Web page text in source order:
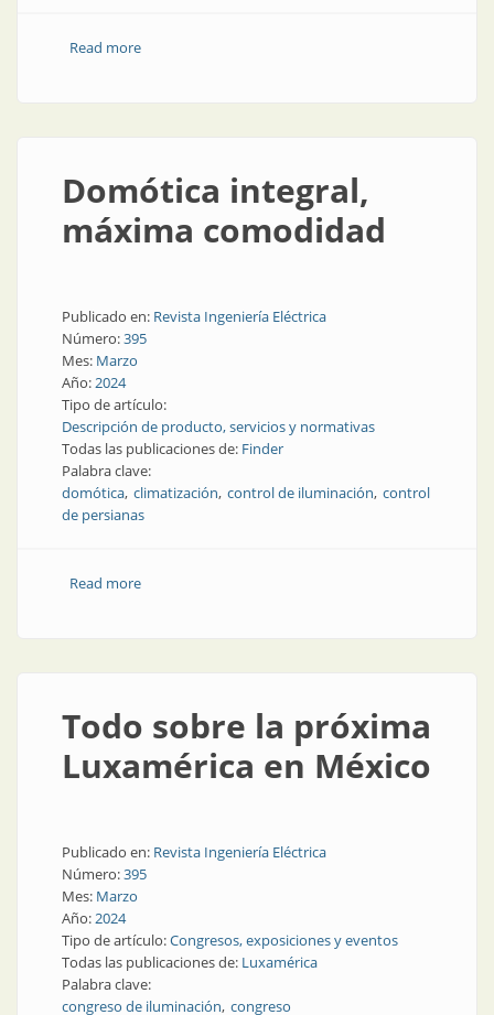
Read moreabout Luminarias con arte: la novedosa propuesta de
Domótica integral,
máxima comodidad
Publicado en: Revista Ingeniería Eléctrica
Número:395
Mes: Marzo
Año:2024
Tipo de artículo:
Descripción de producto, servicios y normativas
Todas las publicaciones de: Finder
Palabra clave:
domótica climatización control de iluminación control
de persianas
Read moreabout Domótica integral, máxima comodidad
Todo sobre la próxima
Luxamérica en México
Publicado en: Revista Ingeniería Eléctrica
Número:395
Mes: Marzo
Año:2024
Tipo de artículo:Congresos, exposiciones y eventos
Todas las publicaciones de: Luxamérica
Palabra clave:
congreso de iluminación congreso